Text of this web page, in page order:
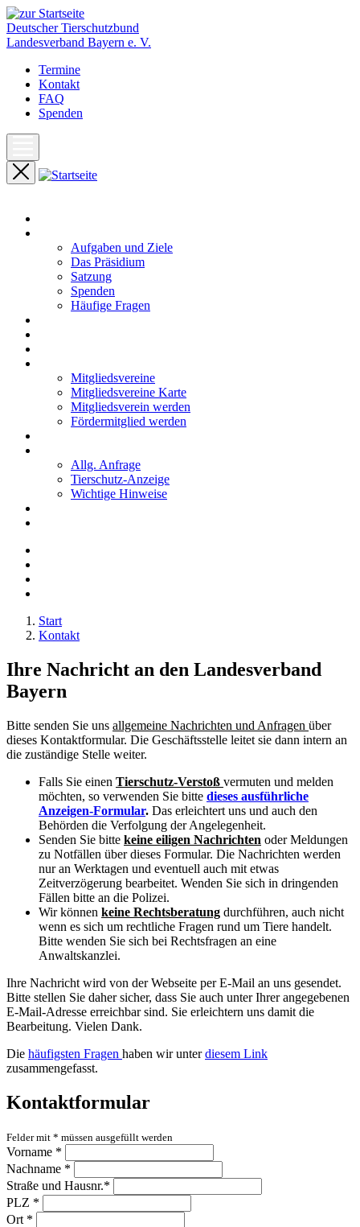
Deutscher Tierschutzbund
Landesverband Bayern e. V.
Termine
Kontakt
FAQ
Spenden
Aufgaben und Ziele
Das Präsidium
Satzung
Spenden
Häufige Fragen
Mitgliedsvereine
Mitgliedsvereine Karte
Mitgliedsverein werden
Fördermitglied werden
Allg. Anfrage
Tierschutz-Anzeige
Wichtige Hinweise
Start
Kontakt
Ihre Nachricht an den Landesverband
Bayern
Bitte senden Sie uns allgemeine Nachrichten und Anfragen über
dieses Kontaktformular. Die Geschäftsstelle leitet sie dann intern an
die zuständige Stelle weiter.
Falls Sie einen Tierschutz-Verstoß vermuten und melden
möchten, so verwenden Sie bitte dieses ausführliche
Anzeigen-Formular. Das erleichtert uns und auch den
Behörden die Verfolgung der Angelegenheit.
Senden Sie bitte keine eiligen Nachrichten oder Meldungen
zu Notfällen über dieses Formular. Die Nachrichten werden
nur an Werktagen und eventuell auch mit etwas
Zeitverzögerung bearbeitet. Wenden Sie sich in dringenden
Fällen bitte an die Polizei.
Wir können keine Rechtsberatung durchführen, auch nicht
wenn es sich um rechtliche Fragen rund um Tiere handelt.
Bitte wenden Sie sich bei Rechtsfragen an eine
Anwaltskanzlei.
Ihre Nachricht wird von der Webseite per E-Mail an uns gesendet.
Bitte stellen Sie daher sicher, dass Sie auch unter Ihrer angegebenen
E-Mail-Adresse erreichbar sind. Sie erleichtern uns damit die
Bearbeitung. Vielen Dank.
Die häufigsten Fragen haben wir unterdiesem Link
zusammengefasst.
Kontaktformular
Felder mit * müssen ausgefüllt werden
Vorname *
Nachname *
Straße und Hausnr.*
PLZ *
Ort *